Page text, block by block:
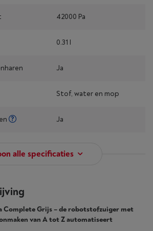
42000 Pa
0.31 l
Ja
Stof, water en mop
Ja
alle specificaties
Complete Grijs – de robotstofzuiger met
van A tot Z automatiseert